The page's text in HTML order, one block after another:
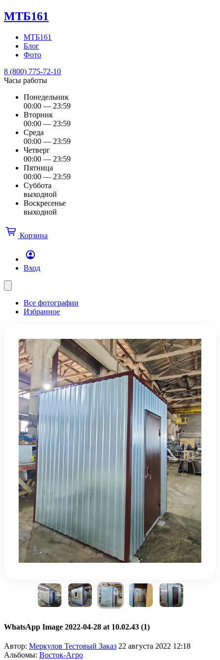
МТБ161
МТБ161
Блог
Фото
8 (800) 775-72-10
Часы работы
Понедельник
00:00 — 23:59
Вторник
00:00 — 23:59
Среда
00:00 — 23:59
Четверг
00:00 — 23:59
Пятница
00:00 — 23:59
Суббота
выходной
Воскресенье
выходной
Корзина
Вход
Все фотографии
Избранное
WhatsApp Image 2022-04-28 at 10.02.43 (1)
Автор: Меркулов Тестовый Заказ 22 августа 2022 12:18
Альбомы: Восток-Агро